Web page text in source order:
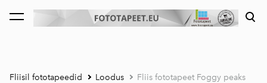
lisati ostukorvi. Vaata ostukorvi
Fliisil fototapeedid Loodus Fliis fototapeet Foggy peaks